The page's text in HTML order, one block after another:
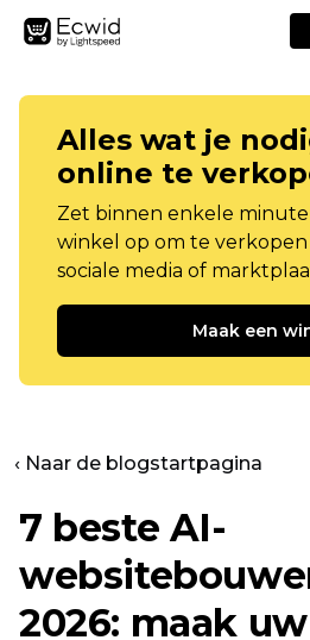
Alles wat je
online te
Zet binnen enkele
winkel op om te
sociale media of
Maak een
‹ Naar de blogstartpagina
7 beste AI-
2026: maak